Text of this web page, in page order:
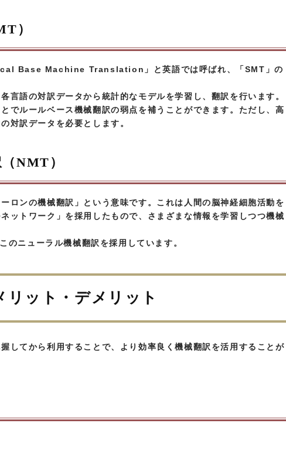
）
Base Machine Translation」と英語では呼ばれ、「SMT」の
言語の対訳データから統計的なモデルを学習し、翻訳を行います。
でルールベース機械翻訳の弱点を補うことができます。ただし、高
対訳データを必要とします。
NMT）
ロンの機械翻訳」という意味です。これは人間の脳神経細胞活動を
ットワーク」を採用したもので、さまざまな情報を学習しつつ機械
ニューラル機械翻訳を採用しています。
リット・デメリット
してから利用することで、より効率良く機械翻訳を活用することが